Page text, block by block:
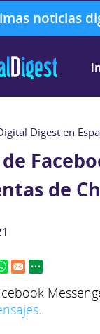
noticias
Digest en
de
.